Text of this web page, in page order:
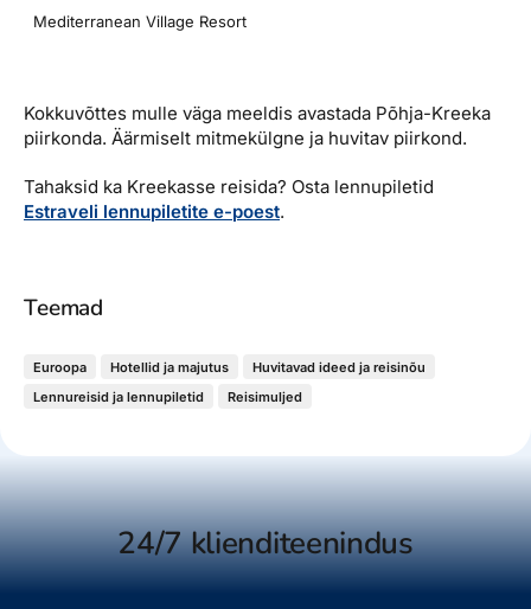
Mediterranean Village Resort
Kokkuvõttes mulle väga meeldis avastada Põhja-Kreeka
piirkonda. Äärmiselt mitmekülgne ja huvitav piirkond.
Tahaksid ka Kreekasse reisida? Osta lennupiletid
Estraveli lennupiletite e-poest.
Teemad
Euroopa Hotellid ja majutus
Huvitavad ideed ja reisinõu
Lennureisid ja lennupiletid
Reisimuljed
24/7 klienditeenindus